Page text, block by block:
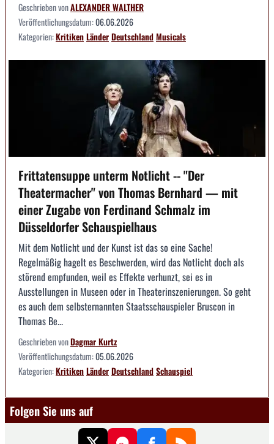
Geschrieben vonALEXANDER WALTHER
Veröffentlichungsdatum:06.06.2026
Kategorien:KritikenLänderDeutschlandMusicals
Frittatensuppe unterm Notlicht -- "Der
Theatermacher" von Thomas Bernhard — mit
einer Zugabe von Ferdinand Schmalz im
Düsseldorfer Schauspielhaus
Mit dem Notlicht und der Kunst ist das so eine Sache!
Regelmäßig hagelt es Beschwerden, wird das Notlicht doch als
störend empfunden, weil es Effekte verhunzt, sei es in
Ausstellungen in Museen oder in Theaterinszenierungen. So geht
es auch dem selbsternannten Staatsschauspieler Bruscon in
Thomas Be...
Geschrieben vonDagmar Kurtz
Veröffentlichungsdatum:05.06.2026
Kategorien:KritikenLänderDeutschlandSchauspiel
Folgen Sie uns auf